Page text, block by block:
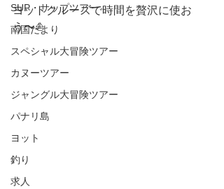
SUP・サップツアー
南国だより
スペシャル大冒険ツアー
カヌーツアー
ジャングル大冒険ツアー
パナリ島
ヨット
釣り
求人
ヨットクルーズで時間を贅沢に使お
う〜⛵️